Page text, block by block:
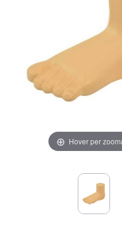
Hover per